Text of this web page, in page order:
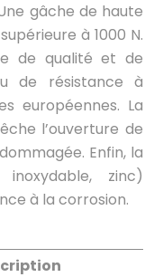
gâche de haute
à 1000 N.
de qualité et de
de résistance à
européennes. La
l’ouverture de
Enfin, la
zinc)
à la corrosion.